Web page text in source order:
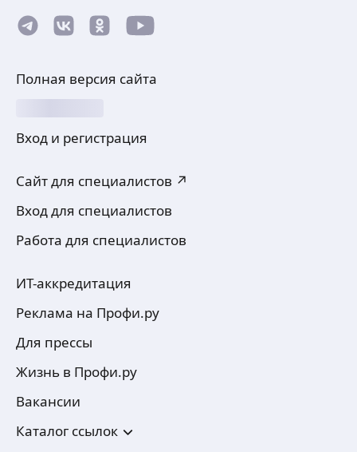
Полная версия сайта
Вход и регистрация
Сайт для специалистов ↗
Вход для специалистов
Работа для специалистов
ИТ-аккредитация
Реклама на Профи.ру
Для прессы
Жизнь в Профи.ру
Вакансии
Каталог ссылок